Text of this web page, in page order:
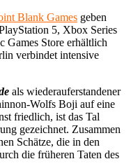
Blank Games geben
5, Xbox Series
Games Store erhältlich
verbindet intensive
als wiederauferstandener
Wolfs Boji auf eine
friedlich, ist das Tal
gezeichnet. Zusammen
Schätze, die in den
die früheren Taten des